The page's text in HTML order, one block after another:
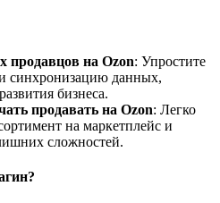
продавцов на Ozon: Упростите
синхронизацию данных,
бизнеса.
продавать на Ozon: Легко
на маркетплейс и
сложностей.